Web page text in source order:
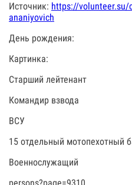
Источник: https://
ananiyovich
День рождения:
Картинка:
Старший лейтенант
Командир взвода
ВСУ
15 отдельный мотопехотный
Военнослужащий